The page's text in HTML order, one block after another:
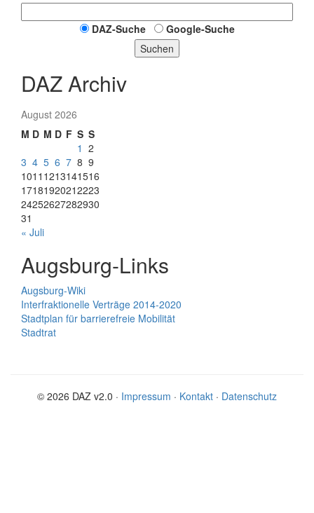
DAZ-Suche
Google-Suche
Suchen
DAZ Archiv
August 2026
M D M D F S S
1 2
3 4 5 6 7 8 9
1011 1213141516
17181920212223
24252627282930
31
« Juli
Augsburg-Links
Augsburg-Wiki
Interfraktionelle Verträge 2014-2020
Stadtplan für barrierefreie Mobilität
Stadtrat
© 2026 DAZ v2.0 · Impressum · Kontakt · Datenschutz